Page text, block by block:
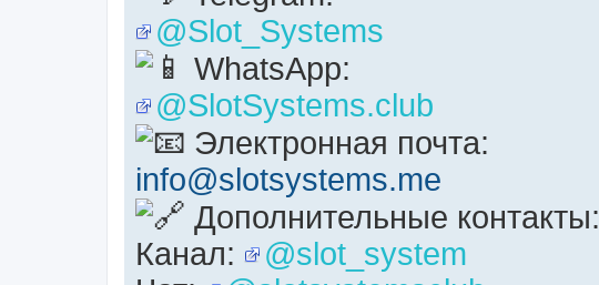
@Slot_Systems
WhatsApp:
@SlotSystems.club
Электронная почта:
info@slotsystems.me
Дополнительные контакты:
Канал:
@slot_system